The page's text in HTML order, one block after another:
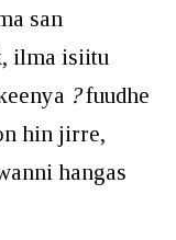
san
ilma isiitu
?fuudhe
hin jirre,
hangas